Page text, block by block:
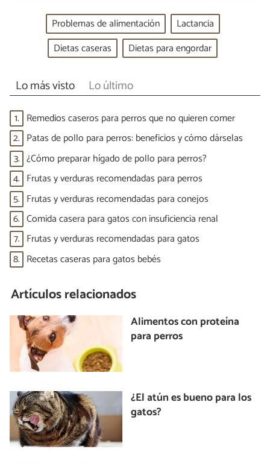
Problemas de alimentación
Lactancia
Dietas caseras
Dietas para engordar
Lo más visto Lo último
1. Remedios caseros para perros que no quieren comer
2. Patas de pollo para perros: beneficios y cómo dárselas
3. ¿Cómo preparar hígado de pollo para perros?
4. Frutas y verduras recomendadas para perros
5. Frutas y verduras recomendadas para conejos
6. Comida casera para gatos con insuficiencia renal
7. Frutas y verduras recomendadas para gatos
8. Recetas caseras para gatos bebés
Artículos relacionados
Alimentos con proteína
para perros
¿El atún es bueno para los
gatos?